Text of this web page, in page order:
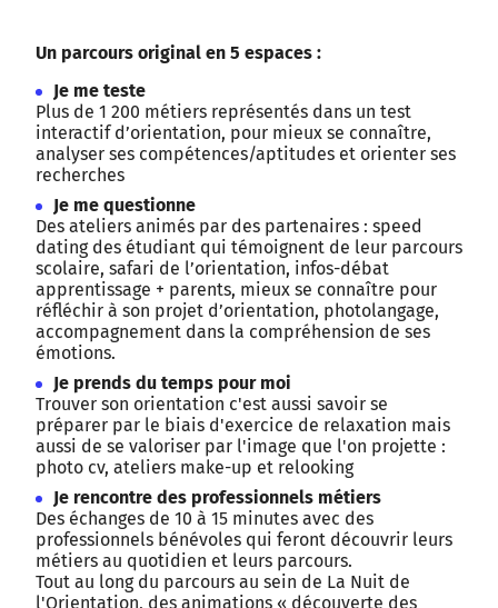
Un parcours original en 5 espaces :
Je me teste
Plus de 1 200 métiers représentés dans un test
interactif d’orientation, pour mieux se connaître,
analyser ses compétences/aptitudes et orienter ses
recherches
Je me questionne
Des ateliers animés par des partenaires : speed
dating des étudiant qui témoignent de leur parcours
scolaire, safari de l’orientation, infos-débat
apprentissage + parents, mieux se connaître pour
réfléchir à son projet d’orientation, photolangage,
accompagnement dans la compréhension de ses
émotions.
Je prends du temps pour moi
Trouver son orientation c'est aussi savoir se
préparer par le biais d'exercice de relaxation mais
aussi de se valoriser par l'image que l'on projette :
photo cv, ateliers make-up et relooking
Je rencontre des professionnels métiers
Des échanges de 10 à 15 minutes avec des
professionnels bénévoles qui feront découvrir leurs
métiers au quotidien et leurs parcours.
Tout au long du parcours au sein de La Nuit de
l'Orientation, des animations « découverte des